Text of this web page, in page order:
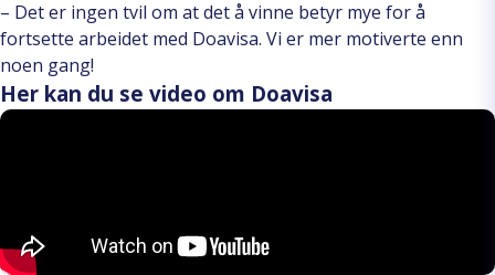
– Det er ingen tvil om at det å vinne betyr mye for å
fortsette arbeidet med Doavisa. Vi er mer motiverte enn
noen gang!
Her kan du se video om Doavisa